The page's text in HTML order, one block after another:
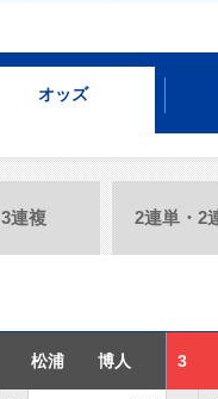
オッズ
3連複 2連単・2
松浦 博人 3